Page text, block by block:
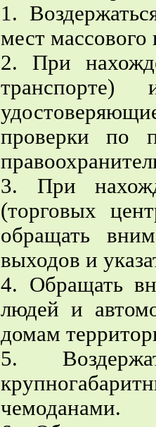
1.
мест
2. При
проверки по
3. При
(торговых
обращать
выходов и
4. Обращать
людей и
домам
5.
чемоданами.